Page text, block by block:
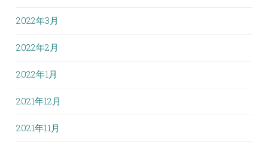
2022年3月
2022年2月
2022年1月
2021年12月
2021年11月